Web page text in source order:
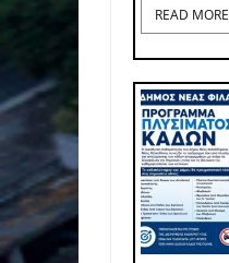
READ MORE